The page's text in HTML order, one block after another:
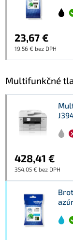
23,67 €
19,56 € bez DPH
Multifunkčné
428,41 €
354,05 € bez DPH